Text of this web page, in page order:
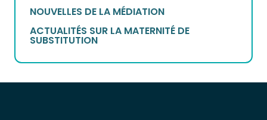
NOUVELLES DE LA MÉDIATION
ACTUALITÉS SUR LA MATERNITÉ DE
SUBSTITUTION